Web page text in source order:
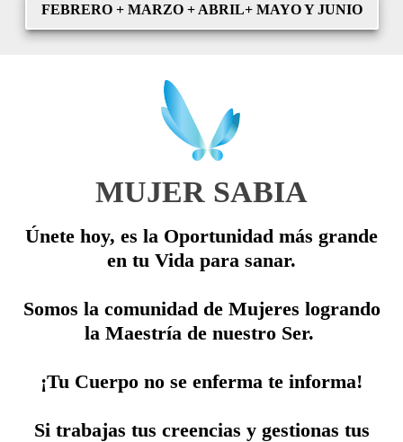
FEBRERO + MARZO + ABRIL+ MAYO Y JUNIO
MUJER SABIA
Únete hoy, es la Oportunidad más grande
en tu Vida para sanar.
Somos la comunidad de Mujeres logrando
la Maestría de nuestro Ser.
¡Tu Cuerpo no se enferma te informa!
Si trabajas tus creencias y gestionas tus